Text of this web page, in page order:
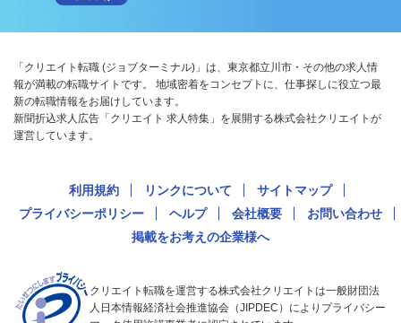
「クリエイト転職 (ジョブターミナル)」は、東京都立川市・その他の求人情
報が満載の転職サイトです。 地域密着をコンセプトに、仕事探しに役立つ最
新の転職情報をお届けしています。
新聞折込求人広告「クリエイト 求人特集」を展開する株式会社クリエイトが
運営しています。
利用規約 リンクについて
サイトマップ
プライバシーポリシー
ヘルプ 会社概要
お問い合わせ
掲載をお考えの企業様へ
クリエイト転職を運営する株式会社クリエイトは一般財団法
人日本情報経済社会推進協会（JIPDEC）によりプライバシー